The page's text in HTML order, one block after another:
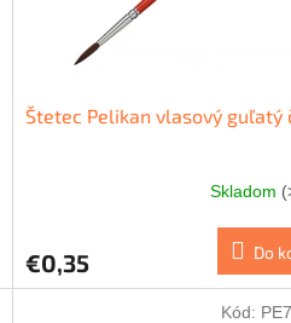
Štetec Pelikan vlasový guľatý
Skladom
€0,35 Do
Kód: